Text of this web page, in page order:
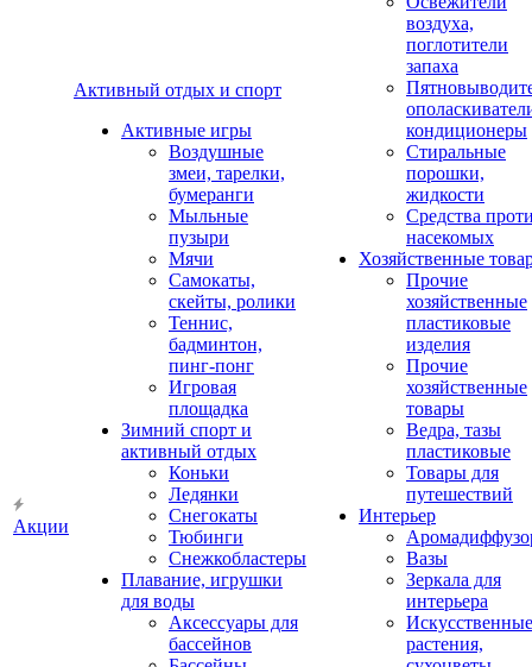
Акции
Активный отдых и спорт
Активные игры
Воздушные
змеи, тарелки,
бумеранги
Мыльные
пузыри
Мячи
Самокаты,
скейты, ролики
Теннис,
бадминтон,
пинг-понг
Игровая
площадка
Зимний спорт и
активный отдых
Коньки
Ледянки
Снегокаты
Тюбинги
Снежкобластеры
Плавание, игрушки
для воды
Аксессуары для
бассейнов
воздуха,
поглотители
запаха
кондиционеры
Стиральные
порошки,
жидкости
Средства
насекомых
Хозяйственные
Прочие
хозяйственные
пластиковые
изделия
Прочие
хозяйственные
товары
Ведра, тазы
пластиковые
Товары для
путешествий
Интерьер
Вазы
Зеркала для
интерьера
Искусственные
растения,